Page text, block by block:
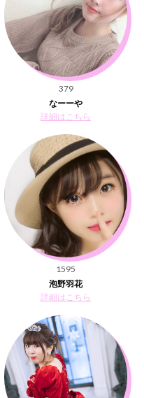
379
なーーや
詳細はこちら
1595
泡野羽花
詳細はこちら